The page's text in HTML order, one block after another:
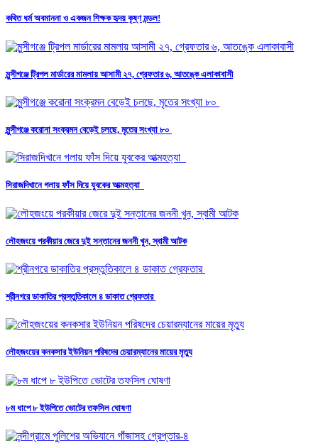
কথিত ধর্ম অবমাননা ও একজন শিক্ষক হৃদয় কৃষ্ণ মন্ডল!
মুন্সীগঞ্জে ট্রিপল মার্ডারের মামলায় আসামী ২৭, গ্রেফতার ৬, আতঙ্কে এলাকাবাসী
মুন্সীগঞ্জে করোনা সংক্রমন বেড়েই চলছে, মৃতের সংখ্যা ৮০
সিরাজদিখানে গলায় ফাঁস দিয়ে যুবকের আত্মহত্যা
লৌহজংয়ে পরকীয়ার জেরে দুই সন্তানের জননী খুন, স্বামী আটক
শ্রীনগরে ডাকাতির প্রস্তুতিকালে ৪ ডাকাত গ্রেফতার
লৌহজংয়ের কনকসার ইউনিয়ন পরিষদের চেয়ারম্যানের মায়ের মৃত্যু
৮ম ধাপে ৮ ইউপিতে ভোটের তফসিল ঘোষণা